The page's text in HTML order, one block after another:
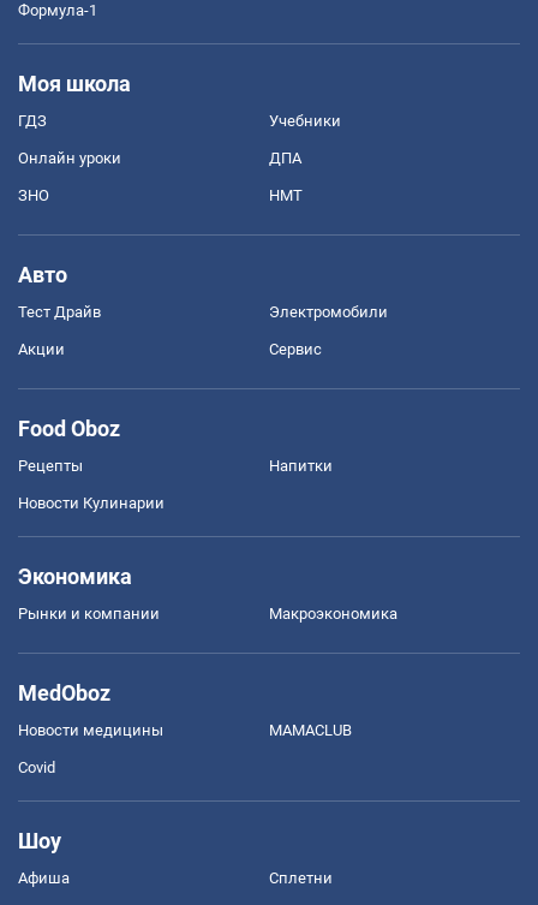
Формула-1
Моя школа
ГДЗ Учебники
Онлайн уроки ДПА
ЗНО НМТ
Авто
Тест Драйв Электромобили
Акции Сервис
Food Oboz
Рецепты Напитки
Новости Кулинарии
Экономика
Рынки и компании Mакроэкономика
MedOboz
Новости медицины MAMACLUB
Covid
Шоу
Афиша Сплетни